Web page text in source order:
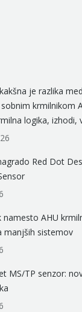
je razlika
krmilnikom
logika, izhodi,
Red Dot
namesto AHU
manjših sistemov
MS/TP senzor: